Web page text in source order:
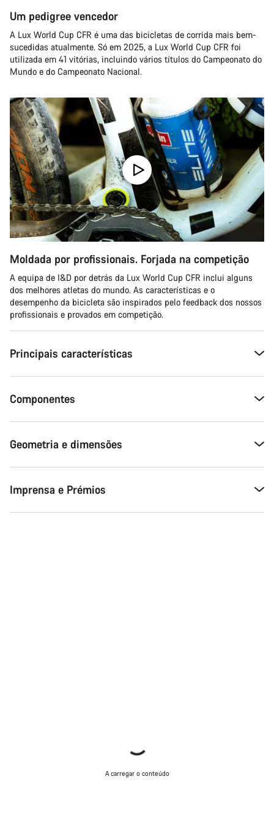
Um pedigree vencedor
A Lux World Cup CFR é uma das bicicletas de corrida mais bem-
sucedidas atualmente. Só em 2025, a Lux World Cup CFR foi
utilizada em 41 vitórias, incluindo vários títulos do Campeonato do
Mundo e do Campeonato Nacional.
Moldada por profissionais. Forjada na competição
A equipa de I&D por detrás da Lux World Cup CFR inclui alguns
dos melhores atletas do mundo. As características e o
desempenho da bicicleta são inspirados pelo feedback dos nossos
profissionais e provados em competição.
Principais características
Componentes
Geometria e dimensões
Imprensa e Prémios
A carregar o conteúdo